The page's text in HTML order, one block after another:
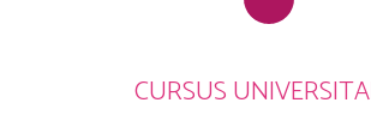
CURSUS